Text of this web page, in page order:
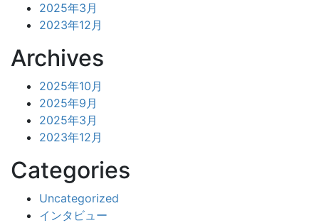
2025年3月
2023年12月
Archives
2025年10月
2025年9月
2025年3月
2023年12月
Categories
Uncategorized
インタビュー